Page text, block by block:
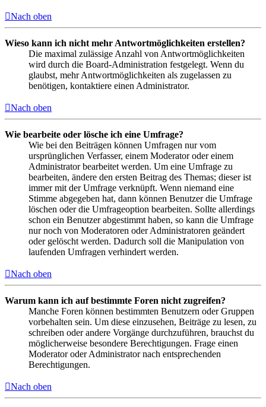
Nach oben
Wieso kann ich nicht mehr Antwortmöglichkeiten erstellen?
Die maximal zulässige Anzahl von Antwortmöglichkeiten
wird durch die Board-Administration festgelegt. Wenn du
glaubst, mehr Antwortmöglichkeiten als zugelassen zu
benötigen, kontaktiere einen Administrator.
Nach oben
Wie bearbeite oder lösche ich eine Umfrage?
Wie bei den Beiträgen können Umfragen nur vom
ursprünglichen Verfasser, einem Moderator oder einem
Administrator bearbeitet werden. Um eine Umfrage zu
bearbeiten, ändere den ersten Beitrag des Themas; dieser ist
immer mit der Umfrage verknüpft. Wenn niemand eine
Stimme abgegeben hat, dann können Benutzer die Umfrage
löschen oder die Umfrageoption bearbeiten. Sollte allerdings
schon ein Benutzer abgestimmt haben, so kann die Umfrage
nur noch von Moderatoren oder Administratoren geändert
oder gelöscht werden. Dadurch soll die Manipulation von
laufenden Umfragen verhindert werden.
Nach oben
Warum kann ich auf bestimmte Foren nicht zugreifen?
Manche Foren können bestimmten Benutzern oder Gruppen
vorbehalten sein. Um diese einzusehen, Beiträge zu lesen, zu
schreiben oder andere Vorgänge durchzuführen, brauchst du
möglicherweise besondere Berechtigungen. Frage einen
Moderator oder Administrator nach entsprechenden
Berechtigungen.
Nach oben